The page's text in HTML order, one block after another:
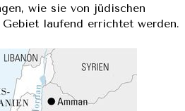
wie sie von jüdischen
laufend errichtet werden.